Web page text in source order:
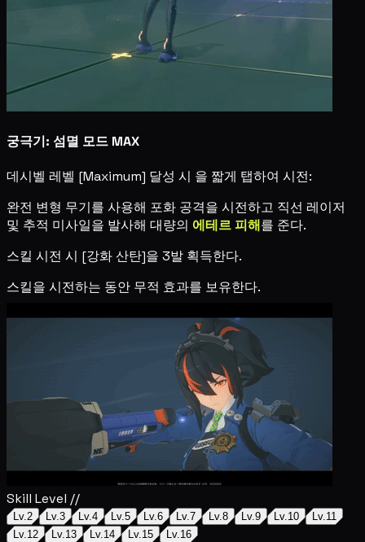
궁극기: 섬멸 모드 MAX
데시벨 레벨 [Maximum] 달성 시 을 짧게 탭하여 시전:
완전 변형 무기를 사용해 포화 공격을 시전하고 직선 레이저
및 추적 미사일을 발사해 대량의 에테르 피해를 준다.
스킬 시전 시 [강화 산탄]을 3발 획득한다.
스킬을 시전하는 동안 무적 효과를 보유한다.
Skill Level //
Lv.2 Lv.3 Lv.4 Lv.5 Lv.6 Lv.7 Lv.8 Lv.9 Lv.10
Lv.11
Lv.12
Lv.13 Lv.14 Lv.15 Lv.16